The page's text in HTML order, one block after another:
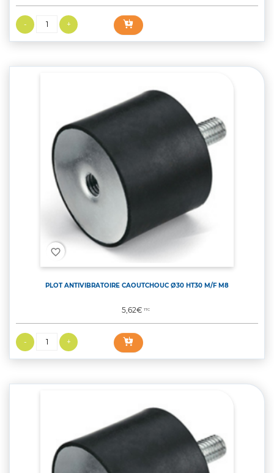
favorite_border
PLOT ANTIVIBRATOIRE CAOUTCHOUC Ø30 HT30 M/F M8
Prix
5,62€TTC